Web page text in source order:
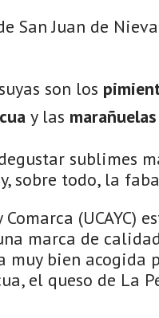
San Juan de
son los
y las
sublimes
sobre todo, la
(UCAYC)
marca de
bien acogida
el queso de La